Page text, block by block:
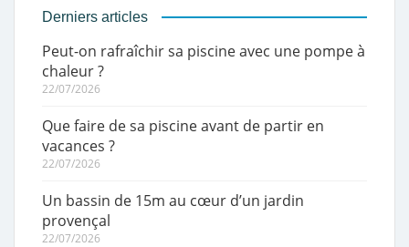
Derniers articles
Peut-on rafraîchir sa piscine avec une pompe à
chaleur ?
22/07/2026
Que faire de sa piscine avant de partir en
vacances ?
22/07/2026
Un bassin de 15m au cœur d’un jardin
provençal
22/07/2026